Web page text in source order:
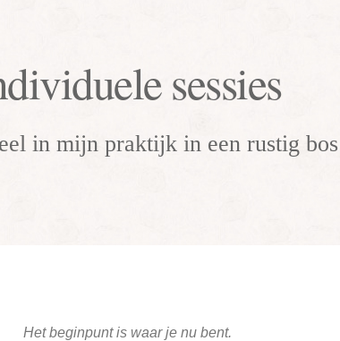
sessies
in mijn praktijk in een rustig
Het beginpunt is waar je nu bent.